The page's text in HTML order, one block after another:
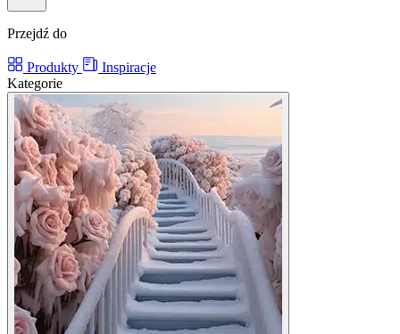
Przejdź do
Produkty
Inspiracje
Kategorie